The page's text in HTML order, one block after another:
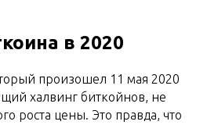
в 2020
произошел 11 мая 2020
халвинг биткойнов, не
роста цены. Это правда, что